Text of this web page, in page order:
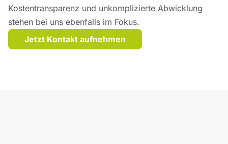
Kostentransparenz und unkomplizierte Abwicklung
stehen bei uns ebenfalls im Fokus.
Jetzt Kontakt aufnehmen